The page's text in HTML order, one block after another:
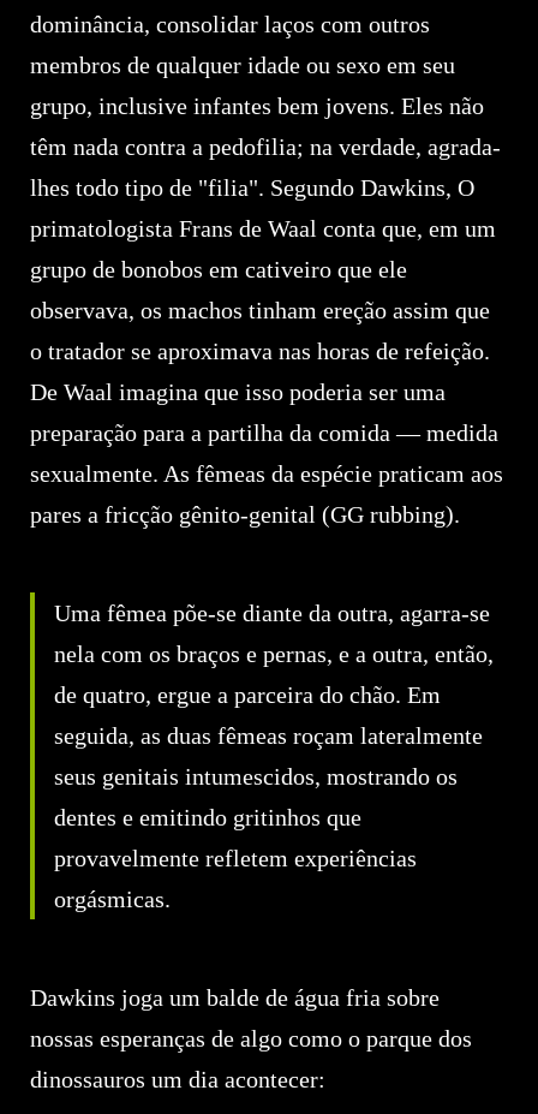
dominância, consolidar laços com outros
membros de qualquer idade ou sexo em seu
grupo, inclusive infantes bem jovens. Eles não
têm nada contra a pedofilia; na verdade, agrada-
lhes todo tipo de "filia". Segundo Dawkins, O
primatologista Frans de Waal conta que, em um
grupo de bonobos em cativeiro que ele
observava, os machos tinham ereção assim que
o tratador se aproximava nas horas de refeição.
De Waal imagina que isso poderia ser uma
preparação para a partilha da comida — medida
sexualmente. As fêmeas da espécie praticam aos
pares a fricção gênito-genital (GG rubbing).
Uma fêmea põe-se diante da outra, agarra-se
nela com os braços e pernas, e a outra, então,
de quatro, ergue a parceira do chão. Em
seguida, as duas fêmeas roçam lateralmente
seus genitais intumescidos, mostrando os
dentes e emitindo gritinhos que
provavelmente refletem experiências
orgásmicas.
Dawkins joga um balde de água fria sobre
nossas esperanças de algo como o parque dos
dinossauros um dia acontecer: